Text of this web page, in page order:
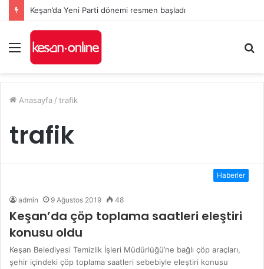
Keşan’da Yeni Parti dönemi resmen başladı
Menü
...
Anasayfa / trafik
trafik
Haberler
admin 9 Ağustos 2019 48
Keşan’da çöp toplama saatleri eleştiri
konusu oldu
Keşan Belediyesi Temizlik İşleri Müdürlüğü’ne bağlı çöp araçları,
şehir içindeki çöp toplama saatleri sebebiyle eleştiri konusu